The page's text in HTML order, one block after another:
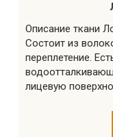
Описание ткани
Состоит из
переплетение.
лицевую